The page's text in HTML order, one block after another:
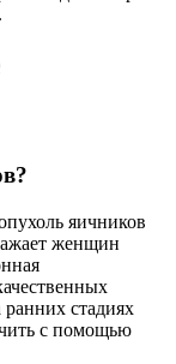
яичников
женщин
ранних стадиях
с помощью